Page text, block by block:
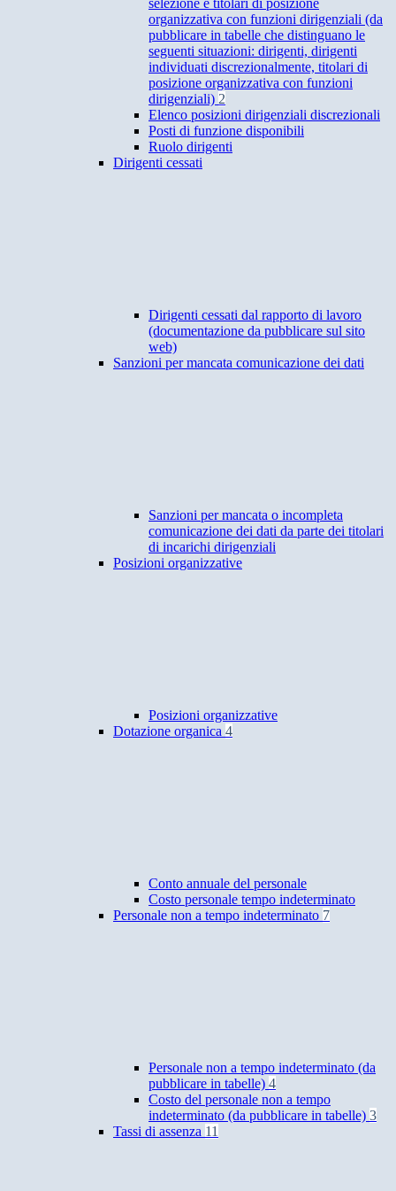
selezione e titolari di posizione
organizzativa con funzioni dirigenziali (da
pubblicare in tabelle che distinguano le
seguenti situazioni: dirigenti, dirigenti
individuati discrezionalmente, titolari di
posizione organizzativa con funzioni
dirigenziali) 2
Elenco posizioni dirigenziali discrezionali
Posti di funzione disponibili
Ruolo dirigenti
Dirigenti cessati
Dirigenti cessati dal rapporto di lavoro
(documentazione da pubblicare sul sito
web)
Sanzioni per mancata comunicazione dei dati
Sanzioni per mancata o incompleta
comunicazione dei dati da parte dei titolari
di incarichi dirigenziali
Posizioni organizzative
Posizioni organizzative
Dotazione organica 4
Conto annuale del personale
Costo personale tempo indeterminato
Personale non a tempo indeterminato 7
Personale non a tempo indeterminato (da
pubblicare in tabelle) 4
Costo del personale non a tempo
indeterminato (da pubblicare in tabelle) 3
Tassi di assenza 11